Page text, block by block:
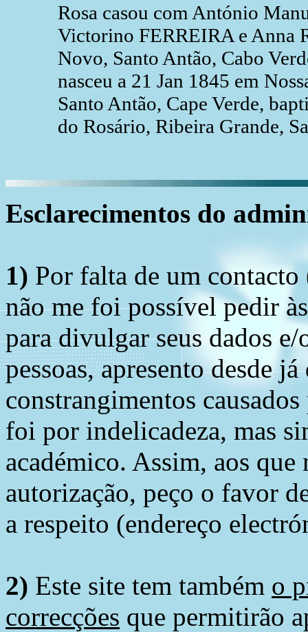
Rosa casou com António
Victorino FERREIRA e Anna
Novo, Santo Antão, Cabo
nasceu a 21 Jan 1845 em
Santo Antão, Cape Verde,
do Rosário, Ribeira Grande,
Esclarecimentos do
1) Por falta de um
não me foi possível pedir
para divulgar seus dados
pessoas, apresento desde
constrangimentos
foi por indelicadeza, mas
académico. Assim, aos
autorização, peço o favor
a respeito (endereço
2) Este site tem também o
correcções que permitirão